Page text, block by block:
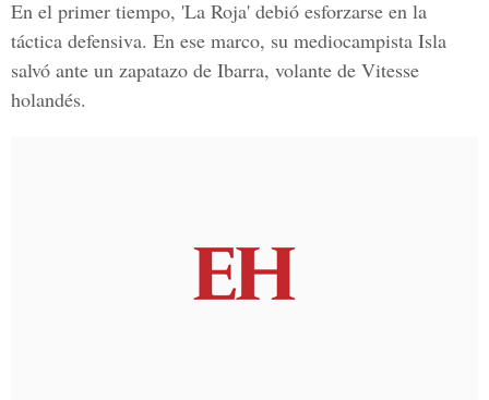
En el primer tiempo, 'La Roja' debió esforzarse en la
táctica defensiva. En ese marco, su mediocampista Isla
salvó ante un zapatazo de Ibarra, volante de Vitesse
holandés.